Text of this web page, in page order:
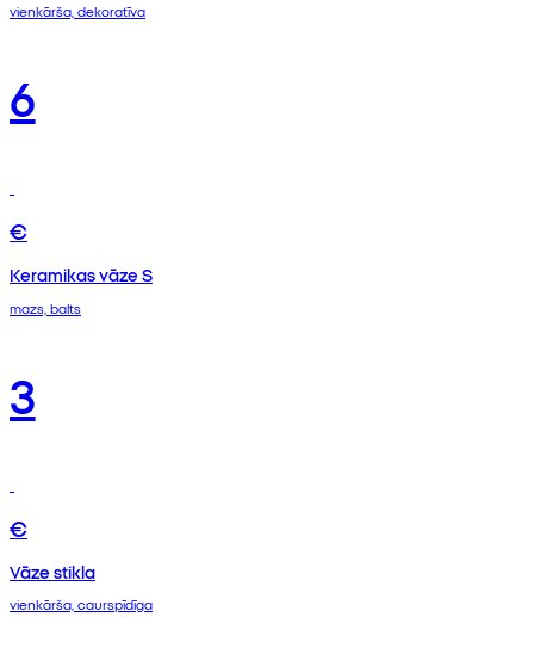
vienkārša, dekoratīva
6
€
Keramikas vāze S
mazs, balts
3
€
Vāze stikla
vienkārša, caurspīdīga